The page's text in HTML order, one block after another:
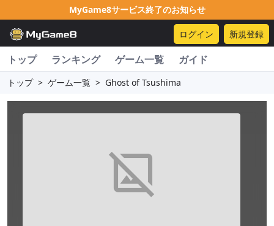
MyGame8サービス終了のお知らせ
ログイン 新規登録
トップ ランキング ゲーム一覧 ガイド
トップ > ゲーム一覧 > Ghost of Tsushima